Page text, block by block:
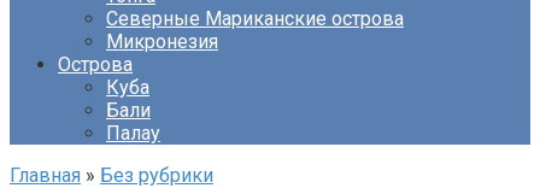
Северные Мариканские острова
Микронезия
Острова
Куба
Бали
Палау
Главная » Без рубрики